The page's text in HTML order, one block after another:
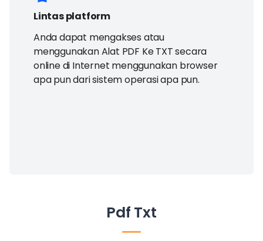
Lintas platform
Anda dapat mengakses atau
menggunakan Alat PDF Ke TXT secara
online di Internet menggunakan browser
apa pun dari sistem operasi apa pun.
Pdf Txt